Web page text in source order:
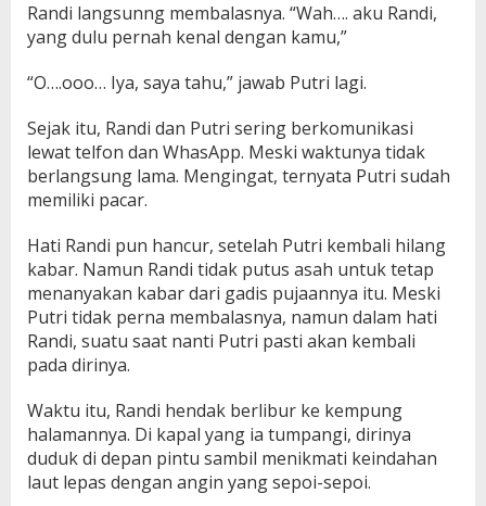
Randi langsunng membalasnya. “Wah…. aku Randi,
yang dulu pernah kenal dengan kamu,”
“O….ooo… Iya, saya tahu,” jawab Putri lagi.
Sejak itu, Randi dan Putri sering berkomunikasi
lewat telfon dan WhasApp. Meski waktunya tidak
berlangsung lama. Mengingat, ternyata Putri sudah
memiliki pacar.
Hati Randi pun hancur, setelah Putri kembali hilang
kabar. Namun Randi tidak putus asah untuk tetap
menanyakan kabar dari gadis pujaannya itu. Meski
Putri tidak perna membalasnya, namun dalam hati
Randi, suatu saat nanti Putri pasti akan kembali
pada dirinya.
Waktu itu, Randi hendak berlibur ke kempung
halamannya. Di kapal yang ia tumpangi, dirinya
duduk di depan pintu sambil menikmati keindahan
laut lepas dengan angin yang sepoi-sepoi.